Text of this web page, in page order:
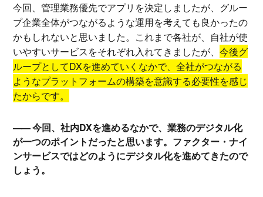
今回、管理業務優先でアプリを決定しましたが、グルー
プ企業全体がつながるような運用を考えても良かったの
かもしれないと思いました。これまで各社が、自社が使
いやすいサービスをそれぞれ入れてきましたが、今後グ
ループとしてDXを進めていくなかで、全社がつながる
ようなプラットフォームの構築を意識する必要性を感じ
たからです。
今回、社内DXを進めるなかで、業務のデジタル化
が一つのポイントだったと思います。ファクター・ナイ
ンサービスではどのようにデジタル化を進めてきたので
しょう。